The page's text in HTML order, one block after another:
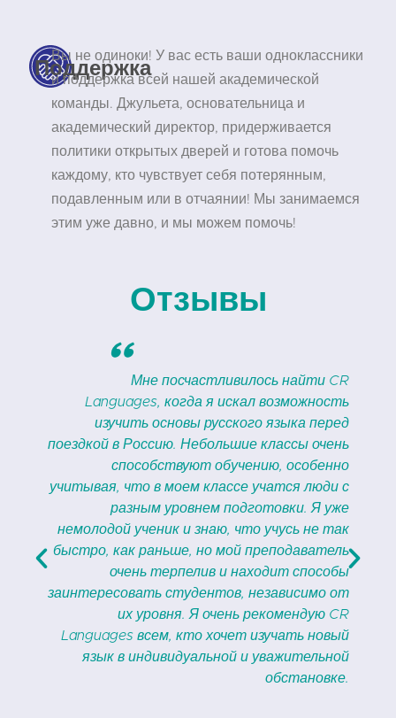
Поддержка
Вы не одиноки! У вас есть ваши одноклассники
и поддержка всей нашей академической
команды. Джульета, основательница и
академический директор, придерживается
политики открытых дверей и готова помочь
каждому, кто чувствует себя потерянным,
подавленным или в отчаянии! Мы занимаемся
этим уже давно, и мы можем помочь!
Отзывы
" Мне посчастливилось найти CR
Languages, когда я искал возможность
изучить основы русского языка перед
поездкой в Россию. Небольшие классы очень
способствуют обучению, особенно
учитывая, что в моем классе учатся люди с
разным уровнем подготовки. Я уже
немолодой ученик и знаю, что учусь не так
быстро, как раньше, но мой преподаватель
очень терпелив и находит способы
заинтересовать студентов, независимо от
их уровня. Я очень рекомендую CR
Languages всем, кто хочет изучать новый
язык в индивидуальной и уважительной
обстановке.